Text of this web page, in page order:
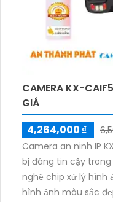
yếu. Với khả năng
định dạng nén
này là sự lựa chọn
ninh.
CAMERA KX-
GIÁ
4,264,000 ₫
Camera an ninh IP
bị đáng tin cậy trong
nghệ chip xử lý hình
hình ảnh màu sắc